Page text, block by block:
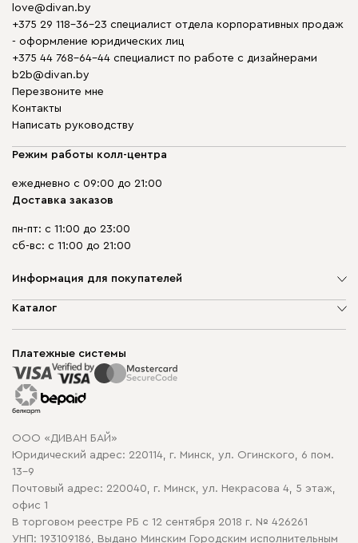
love@divan.by
+375 29 118-36-23 специалист отдела корпоративных продаж
- оформление юридических лиц
+375 44 768-64-44 специалист по работе с дизайнерами
b2b@divan.by
Перезвоните мне
Контакты
Написать руководству
Режим работы колл-центра
ежедневно с 09:00 до 21:00
Доставка заказов
пн-пт: с 11:00 до 23:00
сб-вс: с 11:00 до 21:00
Информация для покупателей
О компании
Способы оплаты
Рассрочка и кредит
Гарантия
Карта сайта
Политика конфиденциальности
Политика в отношении обработки cookie
Каталог
Корпусная мебель
Распродажа мебели
Платежные системы
ООО «ДИВАН БАЙ»
Юридический адрес: 220114, г. Минск, ул. Огинского, 6 пом.
13-9
Почтовый адрес: 220040, г. Минск, ул. Некрасова 4, 5 этаж,
офис 1
В торговом реестре РБ с 12 сентября 2018 г. № 426261
УНП: 193109186, Выдано Минским Городским исполнительным